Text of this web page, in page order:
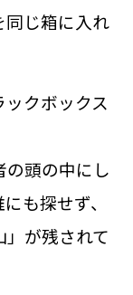
同じ箱に入れ
クボックス
頭の中にし
も探せず、
が残されて